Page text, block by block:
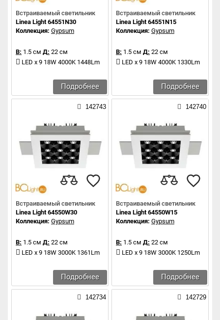
Встраиваемый светильник
Linea Light 64551N30
Коллекция: Gypsum
В: 1.5 см Д: 22 см
LED x 9 18W 4000K 1448Lm
Подробнее
Встраиваемый светильник
Linea Light 64551N15
Коллекция: Gypsum
В: 1.5 см Д: 22 см
LED x 9 18W 4000K 1330Lm
Подробнее
142743
Встраиваемый светильник
Linea Light 64550W30
Коллекция: Gypsum
В: 1.5 см Д: 22 см
LED x 9 18W 3000K 1361Lm
Подробнее
142740
Встраиваемый светильник
Linea Light 64550W15
Коллекция: Gypsum
В: 1.5 см Д: 22 см
LED x 9 18W 3000K 1250Lm
Подробнее
142734 142729